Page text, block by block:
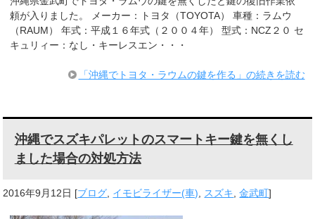
頼が入りました。 メーカー：トヨタ（TOYOTA） 車種：ラムウ
（RAUM） 年式：平成１６年式（２００４年） 型式：NCZ２０ セ
キュリィー：なし・キーレスエン・・・
「沖縄でトヨタ・ラウムの鍵を作る」の続きを読む
沖縄でスズキパレットのスマートキー鍵を無くし
ました場合の対処方法
2016年9月12日 [ブログ, イモビライザー(車), スズキ,金武町]